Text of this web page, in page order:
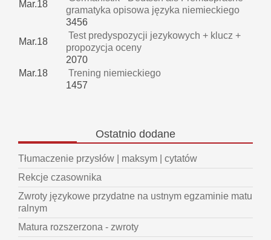
Mar.18
gramatyka opisowa języka niemieckiego
3456
Mar.18
Test predyspozycji jezykowych + klucz +
propozycja oceny
2070
Mar.18
Trening niemieckiego
1457
Ostatnio dodane
Tłumaczenie przysłów | maksym | cytatów
Rekcje czasownika
Zwroty językowe przydatne na ustnym egzaminie matu
ralnym
Matura rozszerzona - zwroty